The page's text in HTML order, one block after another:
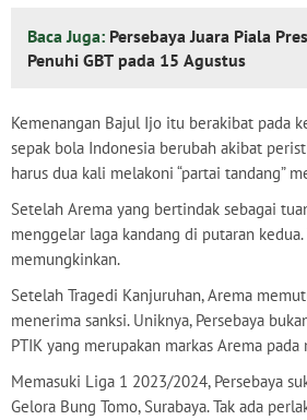
Baca Juga: Persebaya Juara Piala
Penuhi GBT pada 15 Agustus
Kemenangan Bajul Ijo itu berakibat pada
sepak bola Indonesia berubah akibat
harus dua kali melakoni “partai tandang”
Setelah Arema yang bertindak sebagai
menggelar laga kandang di putaran
memungkinkan.
Setelah Tragedi Kanjuruhan, Arema
menerima sanksi. Uniknya, Persebaya
PTIK yang merupakan markas Arema
Memasuki Liga 1 2023/2024, Persebaya
Gelora Bung Tomo, Surabaya. Tak ada